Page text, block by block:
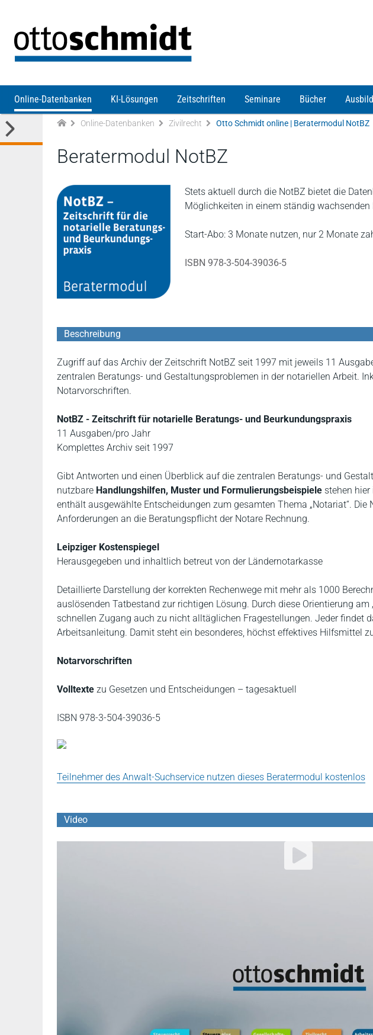
Online-Datenbanken KI-Lösungen Zeitschriften Seminare Bücher
Online-Datenbanken Zivilrecht Otto Schmidt online | Beratermodul NotBZ
Beratermodul NotBZ
Stets aktuell durch die NotBZ bietet die
Möglichkeiten in einem ständig
Start-Abo: 3 Monate nutzen, nur 2 Monate
ISBN 978-3-504-39036-5
Beschreibung
Zugriff auf das Archiv der Zeitschrift NotBZ seit 1997 mit jeweils 11
zentralen Beratungs- und Gestaltungsproblemen in der notariellen Arbeit.
Notarvorschriften.
NotBZ - Zeitschrift für notarielle Beratungs- und Beurkundungspraxis
11 Ausgaben/pro Jahr
Komplettes Archiv seit 1997
Gibt Antworten und einen Überblick auf die zentralen Beratungs- und
nutzbare Handlungshilfen, Muster und Formulierungsbeispiele stehen
enthält ausgewählte Entscheidungen zum gesamten Thema „Notariat“.
Anforderungen an die Beratungspflicht der Notare Rechnung.
Leipziger Kostenspiegel
Herausgegeben und inhaltlich betreut von der Ländernotarkasse
Detaillierte Darstellung der korrekten Rechenwege mit mehr als 1000
auslösenden Tatbestand zur richtigen Lösung. Durch diese Orientierung am
schnellen Zugang auch zu nicht alltäglichen Fragestellungen. Jeder findet
Arbeitsanleitung. Damit steht ein besonderes, höchst effektives Hilfsmittel
Notarvorschriften
Volltexte zu Gesetzen und Entscheidungen – tagesaktuell
ISBN 978-3-504-39036-5
Teilnehmer des Anwalt-Suchservice nutzen dieses Beratermodul kostenlos
Video